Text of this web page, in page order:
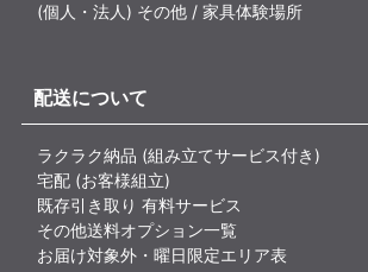
(個人・法人) その他 / 家具体験場所
配送について
ラクラク納品 (組み立てサービス付き)
宅配 (お客様組立)
既存引き取り 有料サービス
その他送料オプション一覧
お届け対象外・曜日限定エリア表